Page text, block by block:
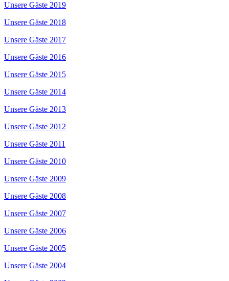
Unsere Gäste 2019
Unsere Gäste 2018
Unsere Gäste 2017
Unsere Gäste 2016
Unsere Gäste 2015
Unsere Gäste 2014
Unsere Gäste 2013
Unsere Gäste 2012
Unsere Gäste 2011
Unsere Gäste 2010
Unsere Gäste 2009
Unsere Gäste 2008
Unsere Gäste 2007
Unsere Gäste 2006
Unsere Gäste 2005
Unsere Gäste 2004